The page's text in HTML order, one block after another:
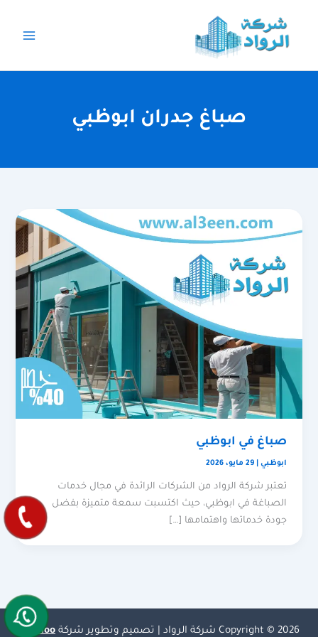
المحتوى
صباغ جدران ابوظبي
صباغ في ابوظبي
ابوظبي |29 مايو، 2026
تعتبر شركة الرواد من الشركات الرائدة في مجال خدمات
الصباغة في ابوظبي، حيث اكتسبت سمعة متميزة بفضل
جودة خدماتها واهتمامها […]
Copyright © 2026 شركة الرواد | تصميم وتطوير شركة Olymoo